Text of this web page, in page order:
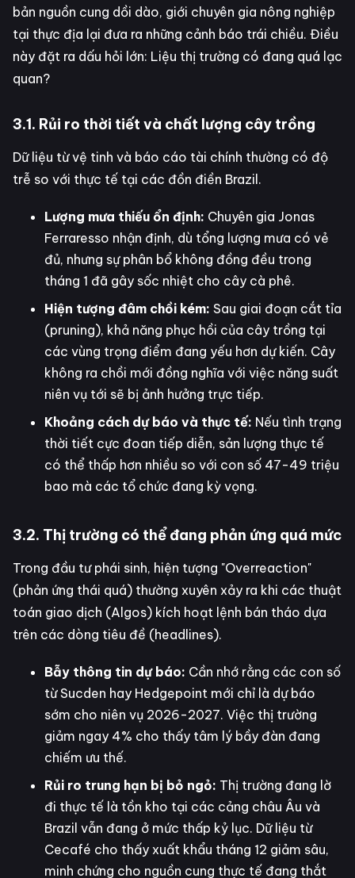
bản nguồn cung dồi dào, giới chuyên gia nông nghiệp
tại thực địa lại đưa ra những cảnh báo trái chiều. Điều
này đặt ra dấu hỏi lớn: Liệu thị trường có đang quá lạc
quan?
3.1. Rủi ro thời tiết và chất lượng cây trồng
Dữ liệu từ vệ tinh và báo cáo tài chính thường có độ
trễ so với thực tế tại các đồn điền Brazil.
Lượng mưa thiếu ổn định: Chuyên gia Jonas
Ferraresso nhận định, dù tổng lượng mưa có vẻ
đủ, nhưng sự phân bổ không đồng đều trong
tháng 1 đã gây sốc nhiệt cho cây cà phê.
Hiện tượng đâm chồi kém: Sau giai đoạn cắt tỉa
(pruning), khả năng phục hồi của cây trồng tại
các vùng trọng điểm đang yếu hơn dự kiến. Cây
không ra chồi mới đồng nghĩa với việc năng suất
niên vụ tới sẽ bị ảnh hưởng trực tiếp.
Khoảng cách dự báo và thực tế: Nếu tình trạng
thời tiết cực đoan tiếp diễn, sản lượng thực tế
có thể thấp hơn nhiều so với con số 47-49 triệu
bao mà các tổ chức đang kỳ vọng.
3.2. Thị trường có thể đang phản ứng quá mức
Trong đầu tư phái sinh, hiện tượng "Overreaction"
(phản ứng thái quá) thường xuyên xảy ra khi các thuật
toán giao dịch (Algos) kích hoạt lệnh bán tháo dựa
trên các dòng tiêu đề (headlines).
Bẫy thông tin dự báo: Cần nhớ rằng các con số
từ Sucden hay Hedgepoint mới chỉ là dự báo
sớm cho niên vụ 2026-2027. Việc thị trường
giảm ngay 4% cho thấy tâm lý bầy đàn đang
chiếm ưu thế.
Rủi ro trung hạn bị bỏ ngỏ: Thị trường đang lờ
đi thực tế là tồn kho tại các cảng châu Âu và
Brazil vẫn đang ở mức thấp kỷ lục. Dữ liệu từ
Cecafé cho thấy xuất khẩu tháng 12 giảm sâu,
minh chứng cho nguồn cung thực tế đang thắt